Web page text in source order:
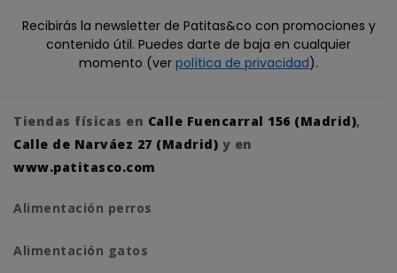
Recibirás la newsletter de Patitas&co con promociones y
contenido útil. Puedes darte de baja en cualquier
momento (ver política de privacidad).
Tiendas físicas en Calle Fuencarral 156 (Madrid),
Calle de Narváez 27 (Madrid) y en
www.patitasco.com
Alimentación perros
Alimentación gatos